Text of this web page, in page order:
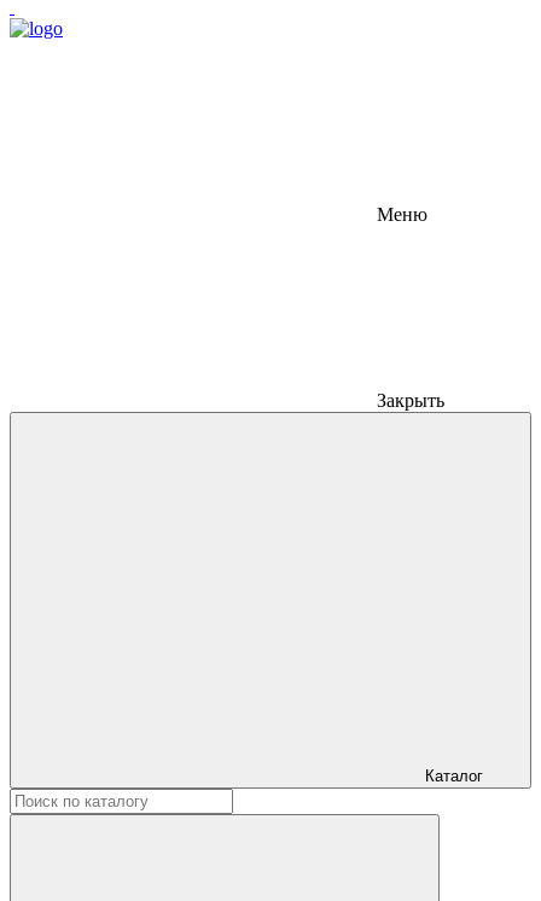
Меню
Закрыть
Каталог